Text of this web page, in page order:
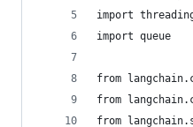
import
import queue
from
from
from